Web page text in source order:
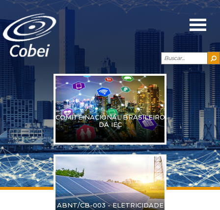
COMITÊ NACIONAL BRASILEIRO
DA IEC
ABNT/CB-003 - ELETRICIDADE